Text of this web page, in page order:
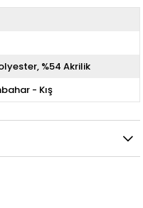
%54 Akrilik
- Kış